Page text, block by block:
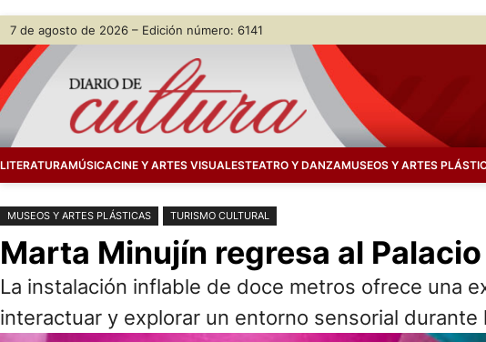
Saltar
contenido
Skip
content
7 de agosto de 2026 – Edición número: 6141
LITERATURAMÚSICACINE Y ARTES VISUALESTEATRO Y DANZAMUSEOS Y ARTES
MUSEOS Y ARTES PLÁSTICAS TURISMO CULTURAL
Marta Minujín regresa al
La instalación inflable de doce metros ofrece una
interactuar y explorar un entorno sensorial durante